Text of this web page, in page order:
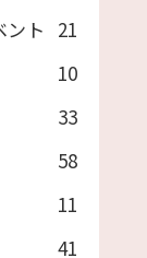
ント 21
10
33
58
11
41